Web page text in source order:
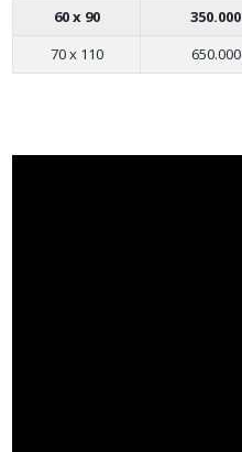
60 x 90
350.000
70 x 110
650.000